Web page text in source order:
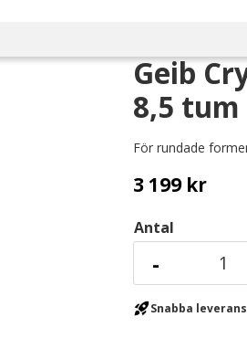
Geib
8,5 tum
För rundade
3 199kr
Antal
-
rocket_launchSnabba